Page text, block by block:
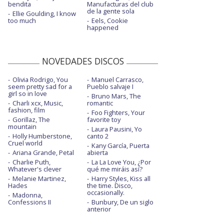
bendita
Ellie Goulding, I know
too much
Manufacturas del club
de la gente sola
Eels, Cookie
happened
NOVEDADES DISCOS
Olivia Rodrigo, You
seem pretty sad for a
girl so in love
Charli xcx, Music,
fashion, film
Gorillaz, The
mountain
Holly Humberstone,
Cruel world
Ariana Grande, Petal
Charlie Puth,
Whatever's clever
Melanie Martinez,
Hades
Madonna,
Confessions II
Manuel Carrasco,
Pueblo salvaje I
Bruno Mars, The
romantic
Foo Fighters, Your
favorite toy
Laura Pausini, Yo
canto 2
Kany García, Puerta
abierta
La La Love You, ¿Por
qué me miráis así?
Harry Styles, Kiss all
the time. Disco,
occasionally.
Bunbury, De un siglo
anterior